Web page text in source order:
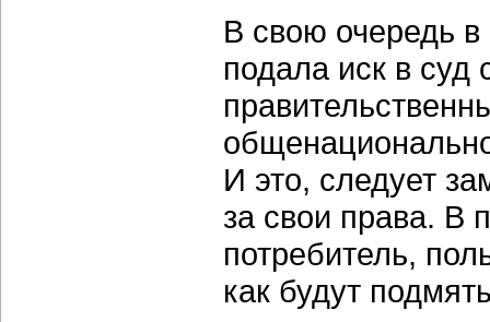
В свою очередь
подала иск в суд
И это, следует
за свои права. В
потребитель,
как будут